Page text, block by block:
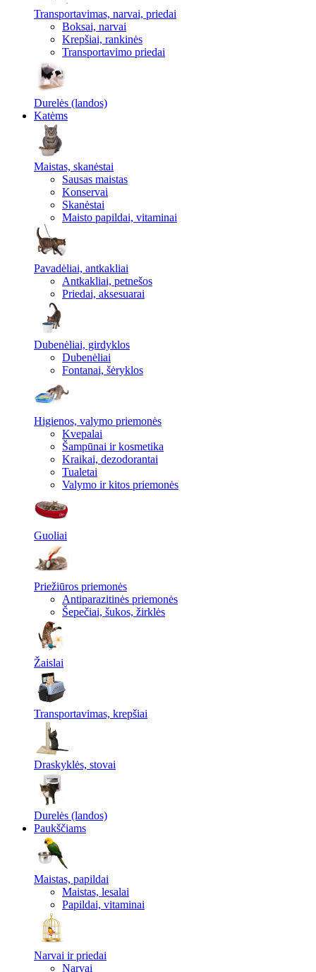
Transportavimas, narvai, priedai
Boksai, narvai
Krepšiai, rankinės
Transportavimo priedai
Durelės (landos)
Katėms
Maistas, skanėstai
Sausas maistas
Konservai
Skanėstai
Maisto papildai, vitaminai
Pavadėliai, antkakliai
Antkakliai, petnešos
Priedai, aksesuarai
Dubenėliai, girdyklos
Dubenėliai
Fontanai, šėryklos
Higienos, valymo priemonės
Kvepalai
Šampūnai ir kosmetika
Kraikai, dezodorantai
Tualetai
Valymo ir kitos priemonės
Guoliai
Priežiūros priemonės
Antiparazitinės priemonės
Šepečiai, šukos, žirklės
Žaislai
Transportavimas, krepšiai
Draskyklės, stovai
Durelės (landos)
Paukščiams
Maistas, papildai
Maistas, lesalai
Papildai, vitaminai
Narvai ir priedai
Narvai